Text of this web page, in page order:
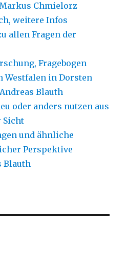
Chmielorz
weitere Infos
allen Fragen der
Fragebogen
Westfalen in Dorsten
Blauth
oder anders nutzen aus
Sicht
und ähnliche
Perspektive
Blauth